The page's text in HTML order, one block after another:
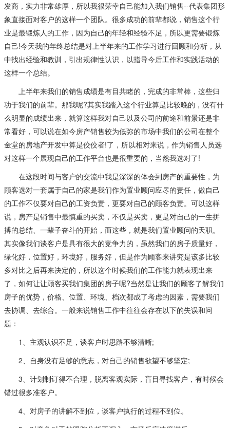
发商，实力非常雄厚，所以我很荣幸自己能加入我们销售--代表集团形
象直接面对客户的这样一个团队。很多成功的前辈都说，销售这个行
业是最锻炼人的工作，因为自己的年轻和经验不足，所以更需要锻炼
自己!今天我的年终总结是对上半年来的工作学习进行回顾和分析，从
中找出经验和教训，引出规律性认识，以指导今后工作和实践活动的
这样一个总结。
上半年来我们的销售成绩是有目共睹的，完成的非常棒，这些归
功于我们的前辈。那我呢?其实我踏入这个行业算是比较晚的，没有什
么明显的成绩出来，就算这样我对自己以及公司的前途和前景还是非
常看好，可以说在如今房产销售较为低弥的市场中我们的公司在整个
金堂的房地产开发中算是佼佼者!了，所以相对来说，作为销售人员选
对这样一个展现自己的工作平台也是很重要的，当然我选对了!
在这段时间与客户的交流中我是深深的体会到房产的重要性，为
顾客选对一套属于自己的家是我们作为置业顾问应尽的责任，做自己
的工作不仅要对自己的工资负责，更要对自己的顾客负责。可以这样
说，房产是销售中最慎重的买卖，不仅是买卖，更是对自己的一生拼
搏的总结、一辈子奋斗的开始，而这些，就是我们置业顾问的天职。
其实像我们谈客户是具有很大的竞争力的，虽然我们的房子质量好，
绿化好，位置好，环境好，服务好，但是作为顾客来讲究是该多比较
多对比之后再来决定的，所以这个时候我们的工作能力就表现出来
了，如何让让顾客买我们集团的房子呢?当然是让我们的顾客了解我们
房子的优势，价格、位置、环境、档次都成了考虑的因素，需要我们
去协调、去综合。一般来说销售工作中往往会存在以下的失误和问
题：
1、主观认识不足，谈客户时思路不够清晰;
2、自身没有足够的意志，对自己的销售欲望不够坚定;
3、计划制订得不合理，脱离客观实际，盲目寻找客户，有时候会
错过很多准客户。
4、对房子的讲解不到位，谈客户执行的过程不到位。